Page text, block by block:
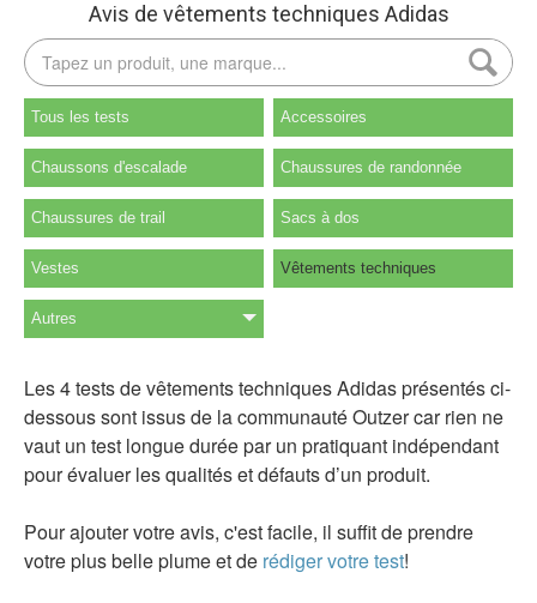
Avis de vêtements techniques Adidas
Tous les tests Accessoires
Chaussons d'escalade Chaussures de randonnée
Chaussures de trail Sacs à dos
Vestes Vêtements techniques
Autres
Les 4 tests de vêtements techniques Adidas présentés ci-
dessous sont issus de la communauté Outzer car rien ne
vaut un test longue durée par un pratiquant indépendant
pour évaluer les qualités et défauts d’un produit.
Pour ajouter votre avis, c'est facile, il suffit de prendre
votre plus belle plume et de rédiger votre test!